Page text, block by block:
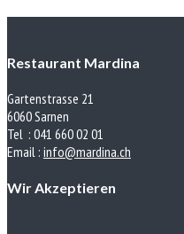
Restaurant Mardina
Gartenstrasse 21
6060 Sarnen
Tel : 041 660 02 01
Email : info@mardina.ch
Wir Akzeptieren